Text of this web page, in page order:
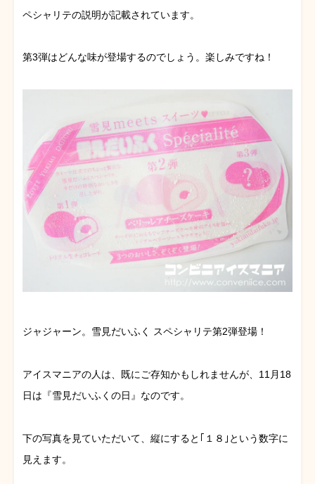
ペシャリテの説明が記載されています。
第3弾はどんな味が登場するのでしょう。楽しみですね！
ジャジャーン。雪見だいふく スペシャリテ第2弾登場！
アイスマニアの人は、既にご存知かもしれませんが、11月18
日は『雪見だいふくの日』なのです。
下の写真を見ていただいて、縦にすると｢１８｣という数字に
見えます。